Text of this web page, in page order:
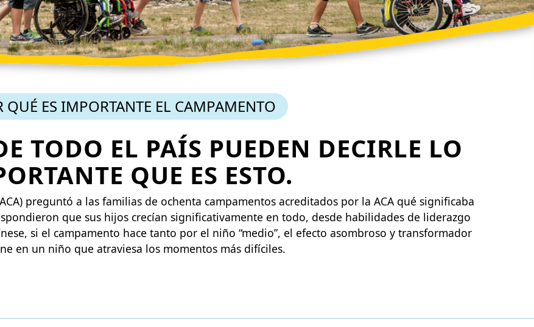
QUÉ ES IMPORTANTE EL CAMPAMENTO
TODO EL PAÍS PUEDEN DECIRLE LO
QUE ES ESTO.
preguntó a las familias de ochenta campamentos acreditados por la ACA qué significaba
que sus hijos crecían significativamente en todo, desde habilidades de liderazgo
si el campamento hace tanto por el niño “medio”, el efecto asombroso y transformador
en un niño que atraviesa los momentos más difíciles.